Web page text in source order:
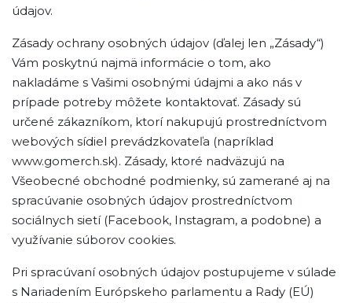
údajov.
Zásady ochrany osobných údajov (ďalej len „Zásady“)
Vám poskytnú najmä informácie o tom, ako
nakladáme s Vašimi osobnými údajmi a ako nás v
prípade potreby môžete kontaktovať. Zásady sú
určené zákazníkom, ktorí nakupujú prostredníctvom
webových sídiel prevádzkovateľa (napríklad
www.gomerch.sk). Zásady, ktoré nadväzujú na
Všeobecné obchodné podmienky, sú zamerané aj na
spracúvanie osobných údajov prostredníctvom
sociálnych sietí (Facebook, Instagram, a podobne) a
využívanie súborov cookies.
Pri spracúvaní osobných údajov postupujeme v súlade
s Nariadením Európskeho parlamentu a Rady (EÚ)